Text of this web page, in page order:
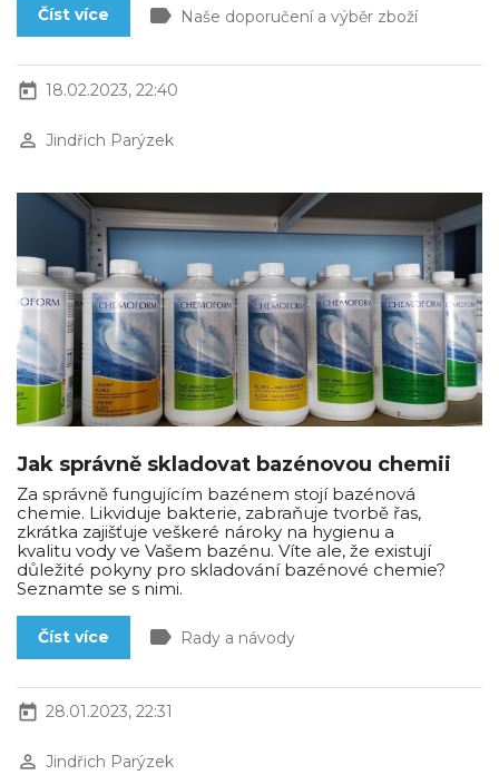
Číst více label Naše doporučení a výběr zboží
today 18.02.2023, 22:40
perm_identity Jindřich Parýzek
Jak správně skladovat bazénovou chemii
Za správně fungujícím bazénem stojí bazénová
chemie. Likviduje bakterie, zabraňuje tvorbě řas,
zkrátka zajišťuje veškeré nároky na hygienu a
kvalitu vody ve Vašem bazénu. Víte ale, že existují
důležité pokyny pro skladování bazénové chemie?
Seznamte se s nimi.
Číst více label Rady a návody
today 28.01.2023, 22:31
perm_identity Jindřich Parýzek